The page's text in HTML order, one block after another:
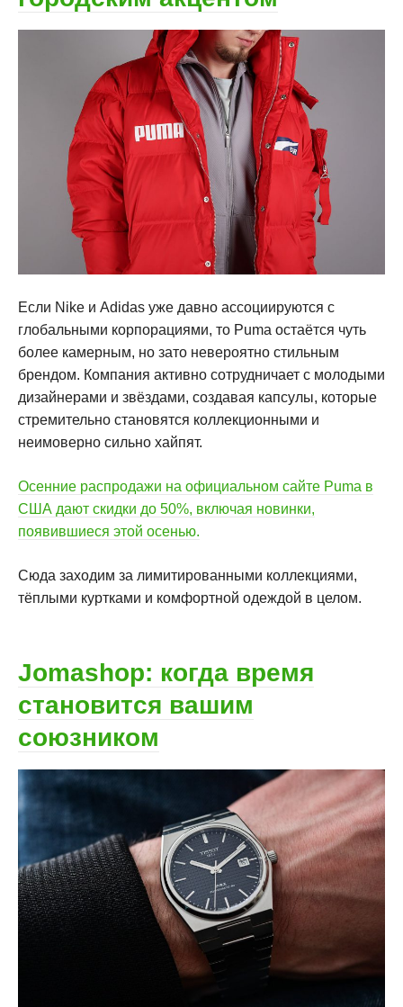
Если Nike и Adidas уже давно ассоциируются с
глобальными корпорациями, то Puma остаётся чуть
более камерным, но зато невероятно стильным
брендом. Компания активно сотрудничает с молодыми
дизайнерами и звёздами, создавая капсулы, которые
стремительно становятся коллекционными и
неимоверно сильно хайпят.
Осенние распродажи на официальном сайте Puma в
США дают скидки до 50%, включая новинки,
появившиеся этой осенью.
Сюда заходим за лимитированными коллекциями,
тёплыми куртками и комфортной одеждой в целом.
Jomashop: когда время
становится вашим
союзником